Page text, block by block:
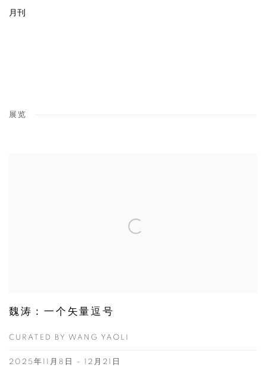
月刊
展览
魏涛：一个矢量逗号
CURATED BY WANG YAOLI
2025年11月8日 - 12月21日